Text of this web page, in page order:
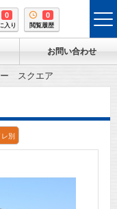
0
入り
0
閲覧履歴
お問い合わせ
ー スクエア
レ別